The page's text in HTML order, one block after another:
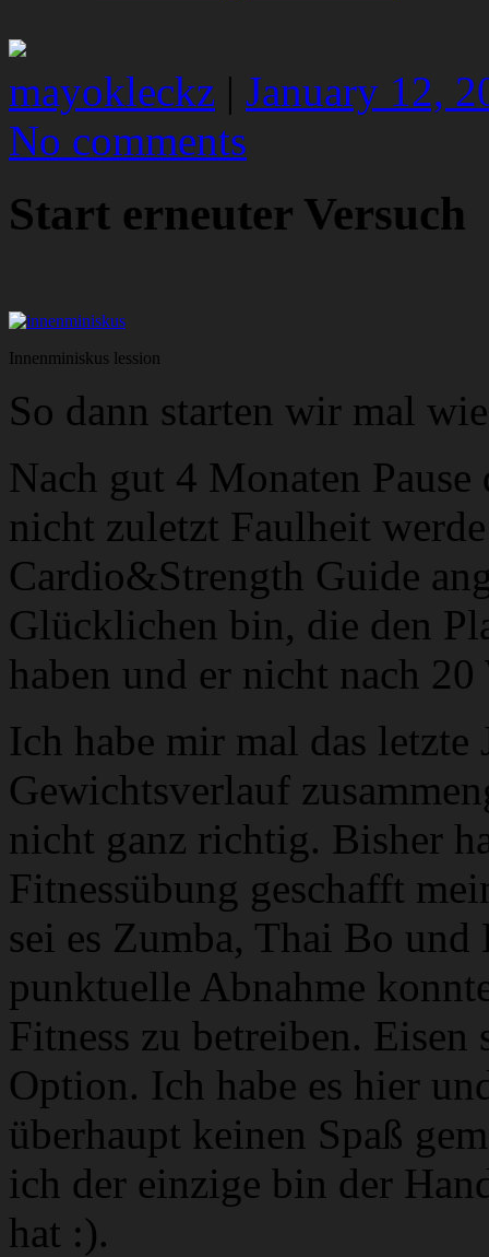
mayokleckz | January 12,
No comments
Start erneuter Versuch
Innenminiskus lession
So dann starten wir mal
Nach gut 4 Monaten
nicht zuletzt Faulheit
Cardio&Strength Guide
Glücklichen bin, die den
haben und er nicht nach
Ich habe mir mal das letzte
Gewichtsverlauf
nicht ganz richtig. Bisher
Fitnessübung geschafft
sei es Zumba, Thai Bo
punktuelle Abnahme
Fitness zu betreiben.
Option. Ich habe es hier
überhaupt keinen Spaß
ich der einzige bin der
hat :).